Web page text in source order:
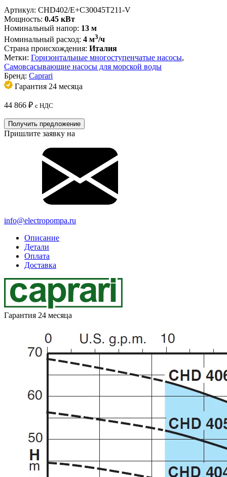
Артикул: CHD402/Е+C30045T211-V
Мощность: 0.45 кВт
Номинальный напор: 13 м
Номинальный расход: 4 м3/ч
Страна происхождения: Италия
Метки: Горизонтальные многоступенчатые насосы,
Самовсасывающие насосы для морской воды
Бренд: Caprari
Гарантия 24 месяца
44 866 ₽ с НДС
Получить предложение
Пришлите заявку на
info@electropompa.ru
Описание
Детали
Оплата
Доставка
Гарантия 24 месяца